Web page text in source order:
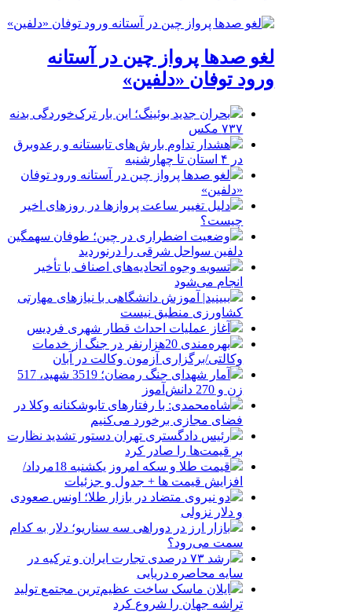
لغو صدها پرواز چین در آستانه
ورود توفان «دلفین»
بحران جدید بوئینگ؛ این بار ترک‌خوردگی بدنه
۷۳۷ مکس
هشدار تداوم بارش‌های تابستانه و رعدوبرق
در ۴ استان تا چهارشنبه
لغو صدها پرواز چین در آستانه ورود توفان
«دلفین»
دلیل تغییر ساعت پروازها در روزهای اخیر
چیست؟
وضعیت اضطراری در چین؛ طوفان سهمگین
دلفین سواحل شرقی را درنوردید
تسویه وجوه اتحادیه‌های اصناف با تأخیر
انجام می‌شود
ببینید| آموزش دانشگاهی با نیازهای مهارتی
کشاورزی منطبق نیست
آغاز عملیات احداث قطار شهری فردیس
بهره‌مندی 20هزارنفر در جنگ از خدمات
وکالتی/برگزاری آزمون وکالت در آبان
آمار شهدای جنگ رمضان؛ 3519 شهید، 517
زن و 270 دانش‌آموز
شاه‌محمدی: با رفتارهای تابوشکنانه وکلا در
فضای مجازی برخورد می‌کنیم
رئیس دادگستری تهران دستور تشدید نظارت
بر قیمت‌ها را صادر کرد
قیمت طلا و سکه امروز یکشنبه 18مرداد/
افزایش قیمت ها + جدول و جزئیات
دو نیروی متضاد در بازار طلا؛ اونس صعودی
و دلار نزولی
بازار ارز در دوراهی سه سناریو؛ دلار به کدام
سمت می‌رود؟
رشد ۷۳ درصدی تجارت ایران و ترکیه در
سایه محاصره دریایی
ایلان ماسک ساخت عظیم‌ترین مجتمع تولید
تراشه جهان را شروع کرد